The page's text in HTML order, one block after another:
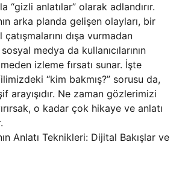
“gizli anlatılar” olarak adlandırır.
arka planda gelişen olayları, bir
dışa vurmadan
medya da kullanıcılarının
izleme fırsatı sunar. İşte
“kim bakmış?” sorusu da,
arayışıdır. Ne zaman gözlerimizi
o kadar çok hikaye ve anlatı
Anlatı Teknikleri: Dijital Bakışlar ve